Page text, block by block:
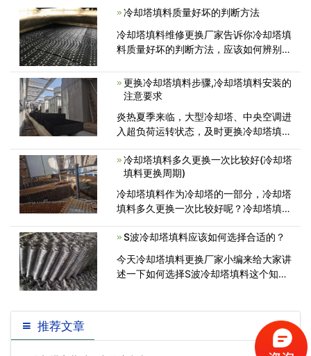
塔进行维护保养，并观察冷却塔雨片是否
寿命至关重要。 重要的是要记住经常检
查冷却塔，并及时清洗和更换冷
冷却塔填料质量好坏的判断方法
冷却塔填料维修更换厂家告诉你冷却塔填
料质量好坏的判断方法，应该如何辨别冷
一般从哪些方面看? 却塔填料中的许多主
要参数可以尽可能的反映填料的优劣，最
更换冷却塔填料步骤,冷却塔填料安装的
注意要求
炎热夏季来临，大型冷却塔、中央空调进
入超负荷运转状态，及时更换冷却塔填
要经常检修，及时更换冷却塔填料。我们
在冷却塔填料更换、冷却塔检修等领域经
验丰富，现将我们公司的冷却塔填料更
冷却塔填料多久更换一次比较好(冷却塔
填料更换周期)
冷却塔填料作为冷却塔的一部分，冷却塔
填料多久更换一次比较好呢？冷却塔填料
塔填料能使用5-8年，如果在不存在正常
维护的情况下，2年时间，必须更换填
料。如果出现以下异常的情况，它就应该
被
S波冷却塔填料应该如何选择合适的？
今天冷却塔填料更换厂家小编来给大家讲
述一下如何选择S波冷却塔填料这个知
泛使用，对于对填料并不是十分熟
推荐文章